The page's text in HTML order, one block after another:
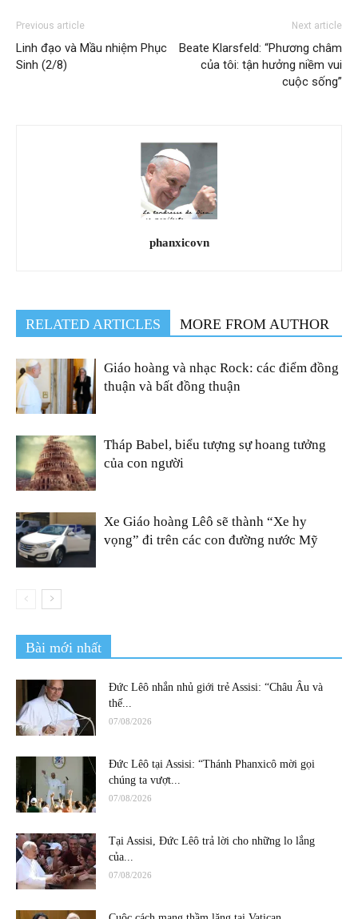
Previous article
Linh đạo và Mầu nhiệm Phục
Sinh (2/8)
Next article
Beate Klarsfeld: “Phương châm
của tôi: tận hưởng niềm vui
cuộc sống”
phanxicovn
RELATED ARTICLES MORE FROM AUTHOR
Giáo hoàng và nhạc Rock: các điểm đồng
thuận và bất đồng thuận
Tháp Babel, biểu tượng sự hoang tưởng
của con người
Xe Giáo hoàng Lêô sẽ thành “Xe hy
vọng” đi trên các con đường nước Mỹ
Bài mới nhất
Đức Lêô nhắn nhủ giới trẻ Assisi: “Châu Âu và
thế...
07/08/2026
Đức Lêô tại Assisi: “Thánh Phanxicô mời gọi
chúng ta vượt...
07/08/2026
Tại Assisi, Đức Lêô trả lời cho những lo lắng
của...
07/08/2026